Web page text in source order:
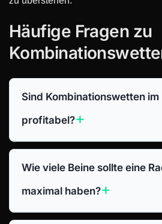
Häufige Fragen zu
Sind Kombinationswetten
profitabel?
Wie viele Beine sollte eine
maximal haben?